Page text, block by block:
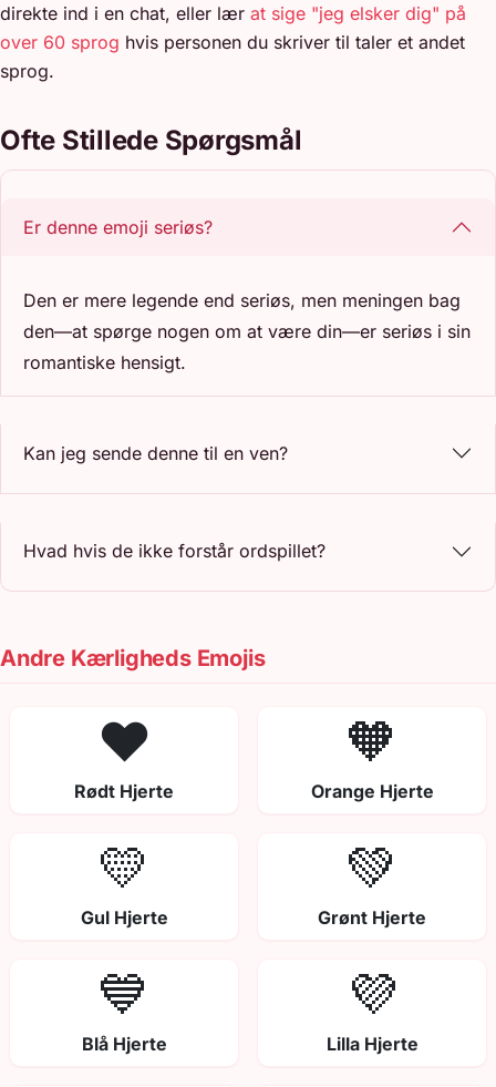
direkte ind i en chat, eller lær at sige "jeg elsker dig" på
over 60 sprog hvis personen du skriver til taler et andet
sprog.
Ofte Stillede Spørgsmål
Er denne emoji seriøs?
Den er mere legende end seriøs, men meningen bag
den—at spørge nogen om at være din—er seriøs i sin
romantiske hensigt.
Kan jeg sende denne til en ven?
Hvad hvis de ikke forstår ordspillet?
Andre Kærligheds Emojis
❤️
Rødt Hjerte
🧡
Orange Hjerte
💛
Gul Hjerte
💚
Grønt Hjerte
💙
Blå Hjerte
💜
Lilla Hjerte